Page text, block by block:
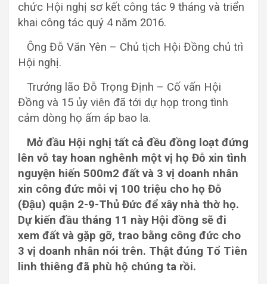
chức Hội nghị sơ kết công tác 9 tháng và triển
khai công tác quý 4 năm 2016.
Ông Đỗ Văn Yên – Chủ tịch Hội Đồng chủ trì
Hội nghị.
Trưởng lão Đỗ Trọng Định – Cố vấn Hội
Đồng và 15 ủy viên đã tới dự họp trong tình
cảm dòng họ ấm áp bao la.
Mở đầu Hội nghị tất cả đều đồng loạt đứng
lên vỗ tay hoan nghênh một vị họ Đỗ xin tình
nguyện hiến 500m2 đất và 3 vị doanh nhân
xin công đức mỗi vị 100 triệu cho họ Đỗ
(Đậu) quận 2-9-Thủ Đức để xây nhà thờ họ.
Dự kiến đầu tháng 11 này Hội đồng sẽ đi
xem đất và gặp gỡ, trao bằng công đức cho
3 vị doanh nhân nói trên. Thật đúng Tổ Tiên
linh thiêng đã phù hộ chúng ta rồi.